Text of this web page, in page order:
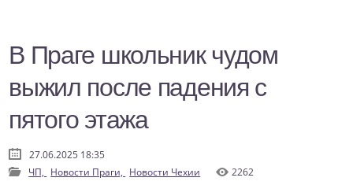
В Праге школьник чудом
выжил после падения с
пятого этажа
27.06.2025 18:35
ЧП, Новости Праги, Новости Чехии 2262